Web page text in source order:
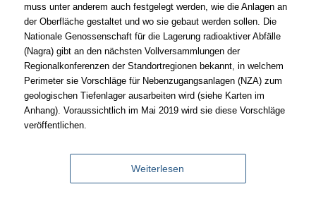
muss unter anderem auch festgelegt werden, wie die Anlagen an
der Oberfläche gestaltet und wo sie gebaut werden sollen. Die
Nationale Genossenschaft für die Lagerung radioaktiver Abfälle
(Nagra) gibt an den nächsten Vollversammlungen der
Regionalkonferenzen der Standortregionenbekannt, in welchem
Perimeter sie Vorschläge für Nebenzugangsanlagen (NZA) zum
geologischen Tiefenlager ausarbeiten wird (siehe Karten im
Anhang). Voraussichtlich im Mai 2019 wird sie diese Vorschläge
veröffentlichen.
Weiterlesen